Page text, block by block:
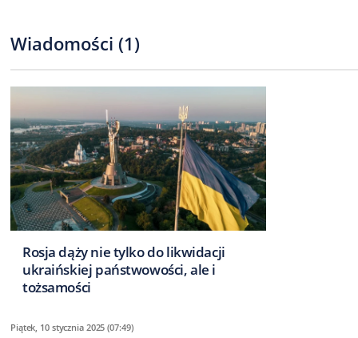
Wiadomości (1)
Rosja dąży nie tylko do likwidacji
ukraińskiej państwowości, ale i
tożsamości
Piątek, 10 stycznia 2025 (07:49)